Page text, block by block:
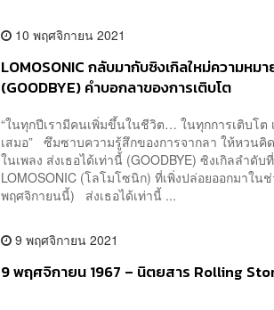
10 พฤศจิกายน 2021
LOMOSONIC กลับมากับซิงเกิลใหม่ความหม
(GOODBYE) คำบอกลาของการเติบโต
“ในทุกปีเรามีคนเพิ่มขึ้นในชีวิต… ในทุกการเติบโต
เสมอ” ซึมซาบความรู้สึกของการจากลา ให้หวนคิ
ในเพลง ส่งเธอได้เท่านี้ (GOODBYE) ซิงเกิลลำดั
LOMOSONIC (โลโมโซนิก) ที่เพิ่งปล่อยออกมาใน
พฤศจิกายนนี้) ส่งเธอได้เท่านี้ ...
9 พฤศจิกายน 2021
9 พฤศจิกายน 1967 – นิตยสาร Rolling